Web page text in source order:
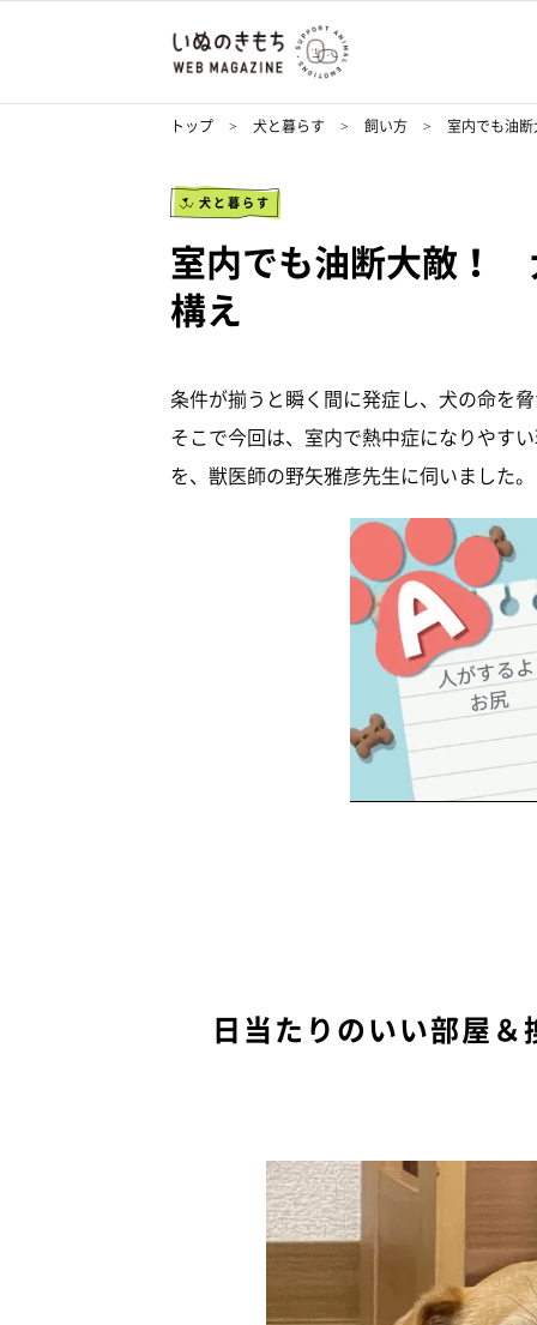
トップ 犬と暮らす 飼い方 室内でも油
犬と暮らす
室内でも油断大敵！
構え
条件が揃うと瞬く間に発症し、犬の命を
そこで今回は、室内で熱中症になりやす
を、獣医師の野矢雅彦先生に伺いました。
日当たりのいい部屋